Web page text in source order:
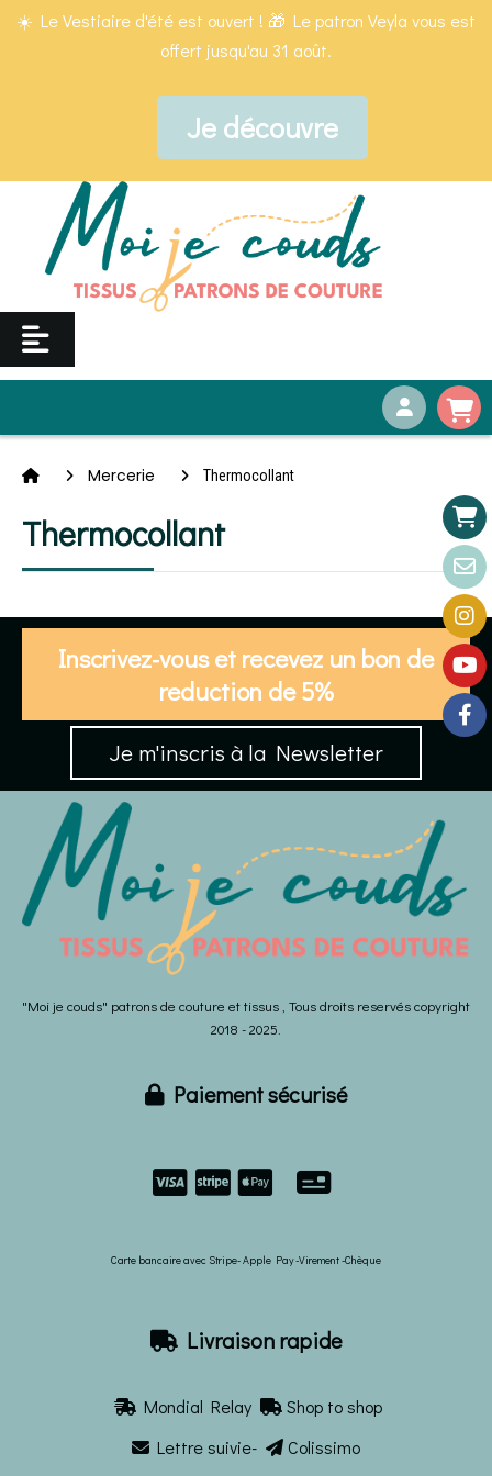
☀️ Le Vestiaire d'été est ouvert ! 🎁 Le patron Veyla vous est
offert jusqu'au 31 août.
Je découvre
Mercerie Thermocollant
Thermocollant
Inscrivez-vous et recevez un bon de
reduction de 5%
Je m'inscris à la Newsletter
"Moi je couds" patrons de couture et tissus , Tous droits reservés copyright
2018 - 2025.
 Paiement sécurisé
 
Carte bancaire avec Stripe- Apple Pay -Virement -Chèque
 Livraison rapide
 Mondial Relay  Shop to shop
 Lettre suivie-  Colissimo